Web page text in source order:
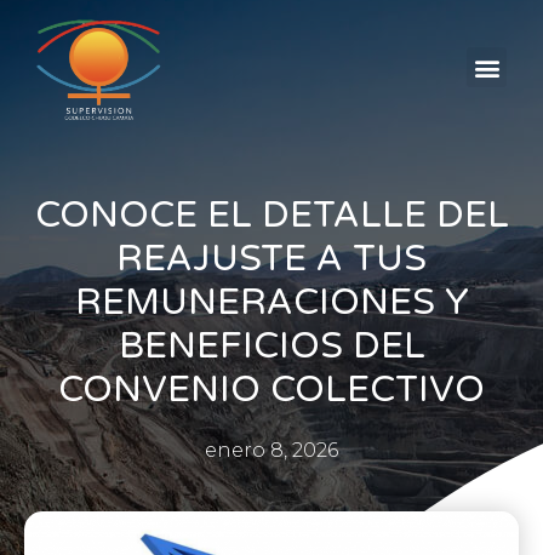
CONOCE EL DETALLE DEL
REAJUSTE A TUS
REMUNERACIONES Y
BENEFICIOS DEL
CONVENIO COLECTIVO
enero 8, 2026